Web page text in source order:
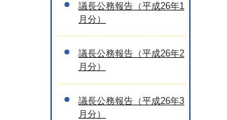
議長公務報告（平成26年1
月分）
議長公務報告（平成26年2
月分）
議長公務報告（平成26年3
月分）